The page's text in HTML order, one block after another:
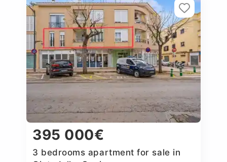
395 000€
3 bedrooms apartment for sale in